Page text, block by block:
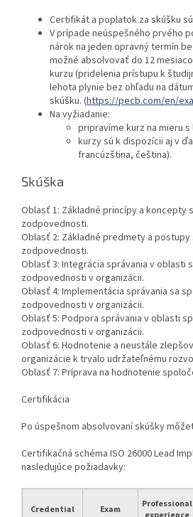
Certifikát a poplatok za skúšku
V prípade neúspešného prvého
nárok na jeden opravný termín
možné absolvovať do 12
kurzu (pridelenia prístupu k
lehota plynie bez ohľadu na
skúšku. (https://pecb.com/en/
Na vyžiadanie:
pripravíme kurz na mieru
kurzy sú k dispozícii aj v
francúzština, čeština).
Skúška
Oblasť 1: Základné princípy a koncepty
zodpovednosti.
Oblasť 2: Základné predmety a
zodpovednosti.
Oblasť 3: Integrácia správania v oblasti
zodpovednosti v organizácii.
Oblasť 4: Implementácia správania sa
zodpovednosti v organizácii.
Oblasť 5: Podpora správania v oblasti
zodpovednosti v organizácii.
Oblasť 6: Hodnotenie a neustále
organizácie k trvalo udržateľnému
Oblasť 7: Príprava na hodnotenie
Certifikácia
Po úspešnom absolvovaní skúšky
Certifikačná schéma ISO 26000 Lead
nasledujúce požiadavky:
Credential Exam
Professional